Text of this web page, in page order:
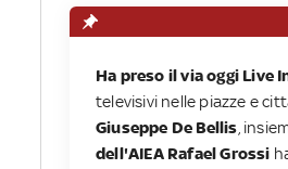
Ha preso il via oggi Live
televisivi nelle piazze e
Giuseppe De Bellis ,
dell'AIEA Rafael Grossi